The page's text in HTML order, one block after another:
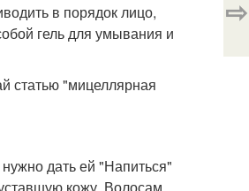
в порядок лицо,
гель для умывания и
статью "мицеллярная
дать ей "Напиться"
⇨